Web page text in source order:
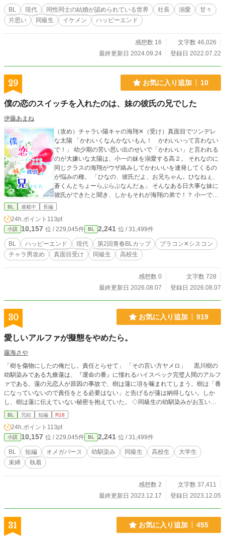
BL 現代 同性同士の結婚が認められている世界 社長 溺愛
甘々
片思い
同級生 イケメン ハッピーエンド
感想数 16
文字数 46,026
最終更新日 2024.09.24
登録日 2022.07.22
29 お気に入り追加 10
僕の恋のスイッチを入れたのは、妹の彼氏の兄でした
伊藤あまね
（攻め）チャラい陽キャの海翔✕（受け）真面目でツンデレ
な太陽 「かわいくなんかないもん！ かわいいって言わない
で！」 幼少期の苦い思い出のせいで「かわいい」と言われる
のが大嫌いな太陽は、小一の妹を溺愛する高２。 それなのに
同じクラスの海翔がウザ絡みしてかわいいを連発してくるの
が悩みの種。 「ひなの、彼氏だよ、お兄ちゃん。ひなねぇ、
蒼くんとちょーらぶらぶなんだぁ」 そんなある日大事な妹に
彼氏ができたと聞き、しかもそれが海翔の弟で！？ 小一でお
付き合いなんて絶対反対！である太陽に対し、 同じく弟ラブ
な過保護お兄ちゃんたちのアオハルＢＬ！
BL 連載中 長編
24h.ポイント 113pt
小説 10,157 位 / 229,045件 BL 2,241 位 / 31,499件
BL ハッピーエンド 現代 第2回青春BLカップ
ブラコン✕シスコン
チャラ男攻め
真面目受け 同級生 高校生
感想数 0
文字数 728
最終更新日 2026.08.07
登録日 2026.08.07
30 お気に入り追加 919
愛しいアルファが擬態をやめたら。
藤海さや
「樹を傷物にしたの俺だし。責任とらせて」 「その言い方ヤメロ」 黒川樹の
幼馴染みである九條蓮は、『運命の番』に憧れるハイスペック完璧人間のアルフ
ァである。蓮の元恋人が原因の事故で、樹は蓮に項を噛まれてしまう。樹は「番
になっていないので責任をとる必要はない」と告げるが蓮は納得しない。しか
し、樹は蓮に伝えていない秘密を抱えていた。 ◇同級生の幼馴染みがお互いの
本性曝すまでの話です。小学生→中学生→高校生→大学生までサクサク進みま
す。ハッピーエンド。 ◇オメガバースの設定を一応借りてますが、あまりそれ
っぽい描写はありません。ムーンライトノベルズにも投稿しています。
BL 完結 短編 R18
24h.ポイント 113pt
小説 10,157 位 / 229,045件 BL 2,241 位 / 31,499件
BL 短編 オメガバース 幼馴染み 同級生 高校生
大学生
束縛
執着
感想数 2
文字数 37,411
最終更新日 2023.12.17
登録日 2023.12.05
31 お気に入り追加 455